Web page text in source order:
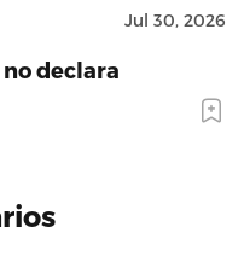
Jul 30, 2026
declara